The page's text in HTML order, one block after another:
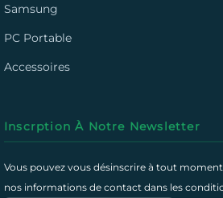
Samsung
PC Portable
Accessoires
Inscrption À Notre Newsletter
Vous pouvez vous désinscrire à tout
nos informations de contact dans les